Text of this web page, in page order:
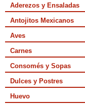
Aderezos y Ensaladas
Antojitos Mexicanos
Aves
Carnes
Consomés y Sopas
Dulces y Postres
Huevo